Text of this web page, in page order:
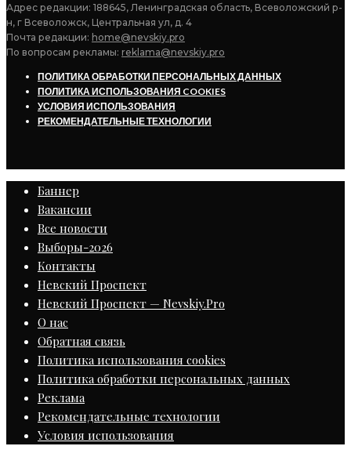
Адрес редакции: 188645, Ленинградская область, Всеволожский р-
н, г Всеволожск, Центральная ул, д. 4
Почта редакции: home@nevskiy.pro
По вопросам рекламы: reklama@nevskiy.pro
ПОЛИТИКА ОБРАБОТКИ ПЕРСОНАЛЬНЫХ ДАННЫХ
ПОЛИТИКА ИСПОЛЬЗОВАНИЯ COOKIES
УСЛОВИЯ ИСПОЛЬЗОВАНИЯ
РЕКОМЕНДАТЕЛЬНЫЕ ТЕХНОЛОГИИ
Баннер
Вакансии
Все новости
Выборы-2026
Контакты
Невский Проспект
Невский Проспект — Nevskiy.Pro
О нас
Обратная связь
Политика использования cookies
Политика обработки персональных данных
Реклама
Рекомендательные технологии
Условия использования